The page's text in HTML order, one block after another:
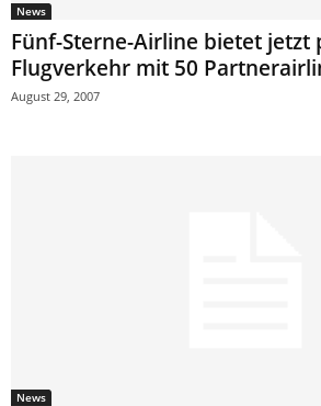
News
Fünf-Sterne-Airline bietet jetzt
Flugverkehr mit 50
August 29, 2007
News